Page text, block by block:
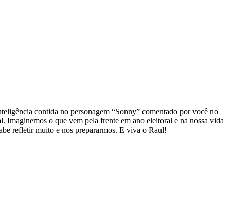
contida no personagem “Sonny” comentado por você no
Imaginemos o que vem pela frente em ano eleitoral e na nossa vida
refletir muito e nos prepararmos. E viva o Raul!